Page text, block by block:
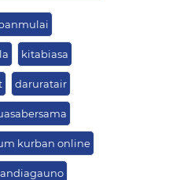
kitabiasa
daruratair
kurban online